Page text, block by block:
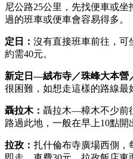
尼公路25公里，先找便車或
過的班車或便車會容易得多。
定日： 沒有直接班車前往，可
約需40元。
新定日—絨布寺／珠峰大本營
很困難，如想走這樣的路線最
聶拉木： 聶拉木—樟木不少前
路過此地，一般在早上10點開
拉孜： 扎什倫布寺廣場西側，